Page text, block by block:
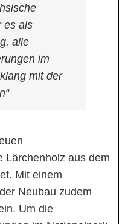
es als
alle
im
mit der
Lärchenholz aus dem
Mit einem
Neubau zudem
Um die